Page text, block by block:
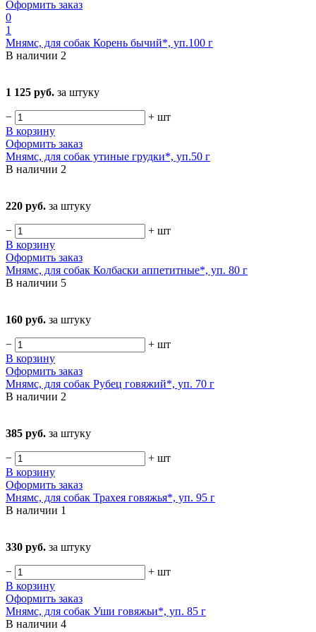
Оформить заказ
0
1
Мнямс, для собак Корень бычий*, уп.100 г
В наличии 2
1 125 руб. за штуку
− + шт
В корзину
Оформить заказ
Мнямс, для собак утиные грудки*, уп.50 г
В наличии 2
220 руб. за штуку
− + шт
В корзину
Оформить заказ
Мнямс, для собак Колбаски аппетитные*, уп. 80 г
В наличии 5
160 руб. за штуку
− + шт
В корзину
Оформить заказ
Мнямс, для собак Рубец говяжий*, уп. 70 г
В наличии 2
385 руб. за штуку
− + шт
В корзину
Оформить заказ
Мнямс, для собак Трахея говяжья*, уп. 95 г
В наличии 1
330 руб. за штуку
− + шт
В корзину
Оформить заказ
Мнямс, для собак Уши говяжьи*, уп. 85 г
В наличии 4